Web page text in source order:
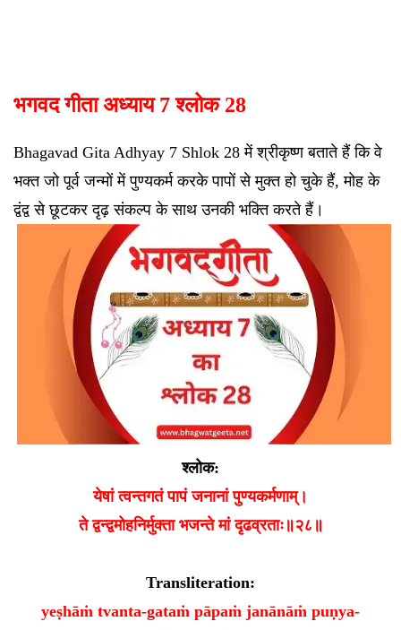
भगवद गीता अध्याय 7 श्लोक 28
Bhagavad Gita Adhyay 7 Shlok 28 में श्रीकृष्ण बताते हैं कि वे
भक्त जो पूर्व जन्मों में पुण्यकर्म करके पापों से मुक्त हो चुके हैं, मोह के
द्वंद्व से छूटकर दृढ़ संकल्प के साथ उनकी भक्ति करते हैं।
श्लोक:
येषां त्वन्तगतं पापं जनानां पुण्यकर्मणाम्।
ते द्वन्द्वमोहनिर्मुक्ता भजन्ते मां दृढव्रताः॥२८॥
Transliteration:
yeṣhāṁ tvanta-gataṁ pāpaṁ janānāṁ puṇya-